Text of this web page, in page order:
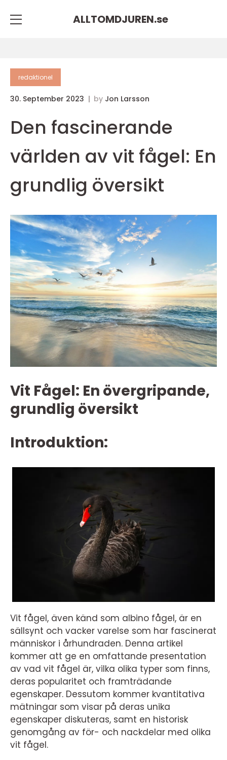
ALLTOMDJUREN.se
redaktionel
30. September 2023 by Jon Larsson
Den fascinerande
världen av vit fågel: En
grundlig översikt
Vit Fågel: En övergripande,
grundlig översikt
Introduktion:
Vit fågel, även känd som albino fågel, är en
sällsynt och vacker varelse som har fascinerat
människor i århundraden. Denna artikel
kommer att ge en omfattande presentation
av vad vit fågel är, vilka olika typer som finns,
deras popularitet och framträdande
egenskaper. Dessutom kommer kvantitativa
mätningar som visar på deras unika
egenskaper diskuteras, samt en historisk
genomgång av för- och nackdelar med olika
vit fågel.